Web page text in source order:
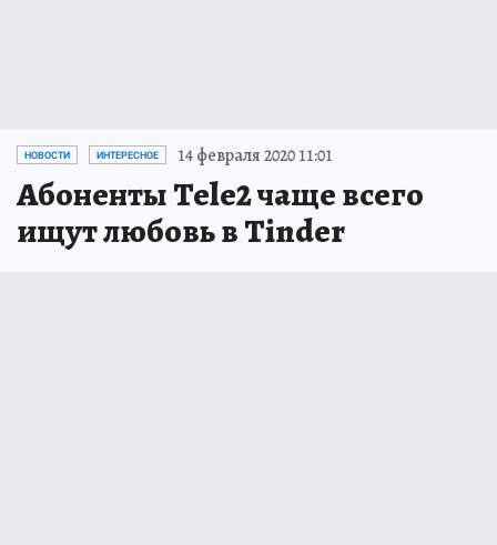
НОВОСТИ ИНТЕРЕСНОЕ 14 февраля 2020 11:01
Абоненты Tele2 чаще всего
ищут любовь в Tinder